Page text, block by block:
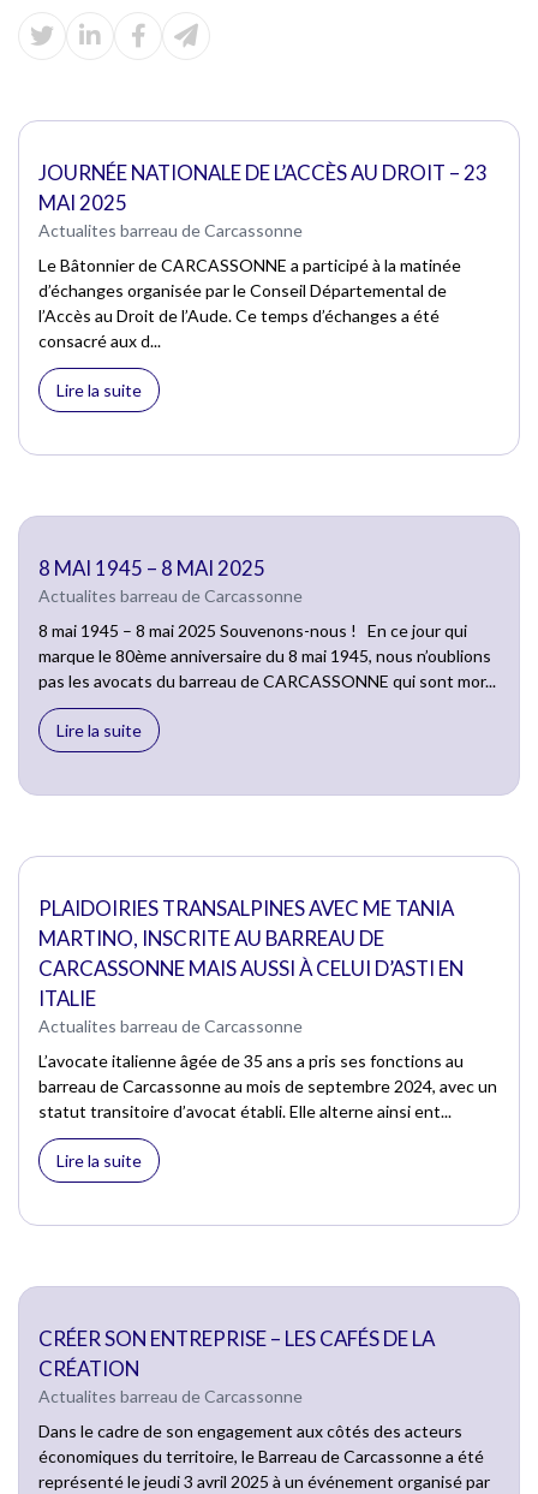
JOURNÉE NATIONALE DE L’ACCÈS AU DROIT – 23
MAI 2025
Actualites barreau de Carcassonne
Le Bâtonnier de CARCASSONNE a participé à la matinée
d’échanges organisée par le Conseil Départemental de
l’Accès au Droit de l’Aude. Ce temps d’échanges a été
consacré aux d...
Lire la suite
8 MAI 1945 – 8 MAI 2025
Actualites barreau de Carcassonne
8 mai 1945 – 8 mai 2025 Souvenons-nous ! En ce jour qui
marque le 80ème anniversaire du 8 mai 1945, nous n’oublions
pas les avocats du barreau de CARCASSONNE qui sont mor...
Lire la suite
PLAIDOIRIES TRANSALPINES AVEC ME TANIA
MARTINO, INSCRITE AU BARREAU DE
CARCASSONNE MAIS AUSSI À CELUI D’ASTI EN
ITALIE
Actualites barreau de Carcassonne
L’avocate italienne âgée de 35 ans a pris ses fonctions au
barreau de Carcassonne au mois de septembre 2024, avec un
statut transitoire d’avocat établi. Elle alterne ainsi ent...
Lire la suite
CRÉER SON ENTREPRISE – LES CAFÉS DE LA
CRÉATION
Actualites barreau de Carcassonne
Dans le cadre de son engagement aux côtés des acteurs
économiques du territoire, le Barreau de Carcassonne a été
représenté le jeudi 3 avril 2025 à un événement organisé par